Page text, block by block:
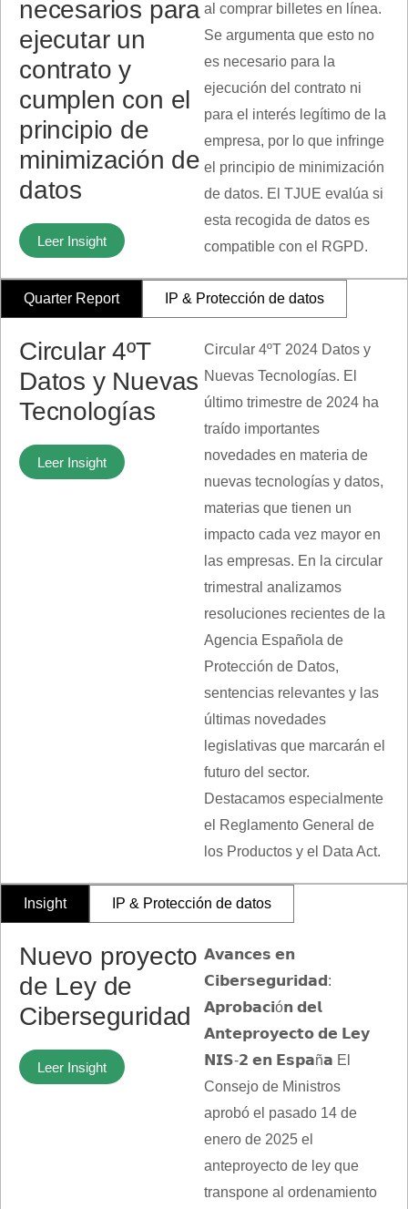
necesarios para
ejecutar un
contrato y
cumplen con el
principio de
minimización de
datos
Leer Insight
al comprar billetes en línea.
Se argumenta que esto no
es necesario para la
ejecución del contrato ni
para el interés legítimo de la
empresa, por lo que infringe
el principio de minimización
de datos. El TJUE evalúa si
esta recogida de datos es
compatible con el RGPD.
Quarter Report IP & Protección de datos
Circular 4ºT
Datos y Nuevas
Tecnologías
Leer Insight
Circular 4ºT 2024 Datos y
Nuevas Tecnologías. El
último trimestre de 2024 ha
traído importantes
novedades en materia de
nuevas tecnologías y datos,
materias que tienen un
impacto cada vez mayor en
las empresas. En la circular
trimestral analizamos
resoluciones recientes de la
Agencia Española de
Protección de Datos,
sentencias relevantes y las
últimas novedades
legislativas que marcarán el
futuro del sector.
Destacamos especialmente
el Reglamento General de
los Productos y el Data Act.
Insight IP & Protección de datos
Nuevo proyecto
de Ley de
Ciberseguridad
Leer Insight
𝗔𝘃𝗮𝗻𝗰𝗲𝘀 𝗲𝗻
𝗖𝗶𝗯𝗲𝗿𝘀𝗲𝗴𝘂𝗿𝗶𝗱𝗮𝗱:
𝗔𝗽𝗿𝗼𝗯𝗮𝗰𝗶ó𝗻 𝗱𝗲𝗹
𝗔𝗻𝘁𝗲𝗽𝗿𝗼𝘆𝗲𝗰𝘁𝗼 𝗱𝗲 𝗟𝗲𝘆
𝗡𝗜𝗦-𝟮 𝗲𝗻 𝗘𝘀𝗽𝗮ñ𝗮 El
Consejo de Ministros
aprobó el pasado 14 de
enero de 2025 el
anteproyecto de ley que
transpone al ordenamiento